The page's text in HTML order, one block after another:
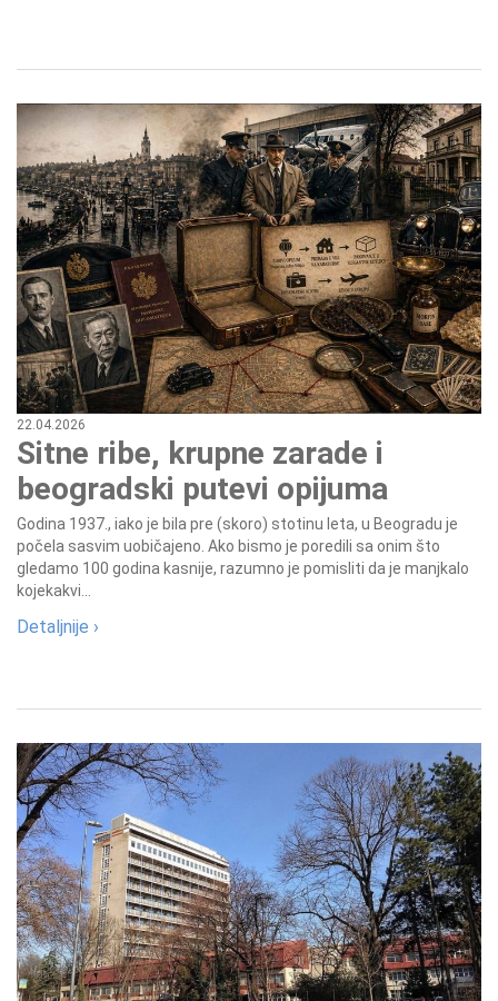
22.04.2026
Sitne ribe, krupne zarade i
beogradski putevi opijuma
Godina 1937., iako je bila pre (skoro) stotinu leta, u Beogradu je
počela sasvim uobičajeno. Ako bismo je poredili sa onim što
gledamo 100 godina kasnije, razumno je pomisliti da je manjkalo
kojekakvi...
Detaljnije ›